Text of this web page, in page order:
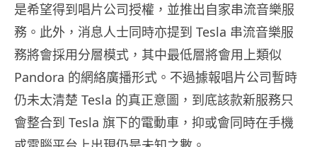
是希望得到唱片公司授權，並推出自家串流音樂服
務。此外，消息人士同時亦提到 Tesla 串流音樂服
務將會採用分層模式，其中最低層將會用上類似
Pandora 的網絡廣播形式。不過據報唱片公司暫時
仍未太清楚 Tesla 的真正意圖，到底該款新服務只
會整合到 Tesla 旗下的電動車，抑或會同時在手機